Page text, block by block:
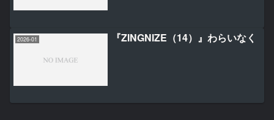
2026-01 『ZINGNIZE（14）』わらいなく